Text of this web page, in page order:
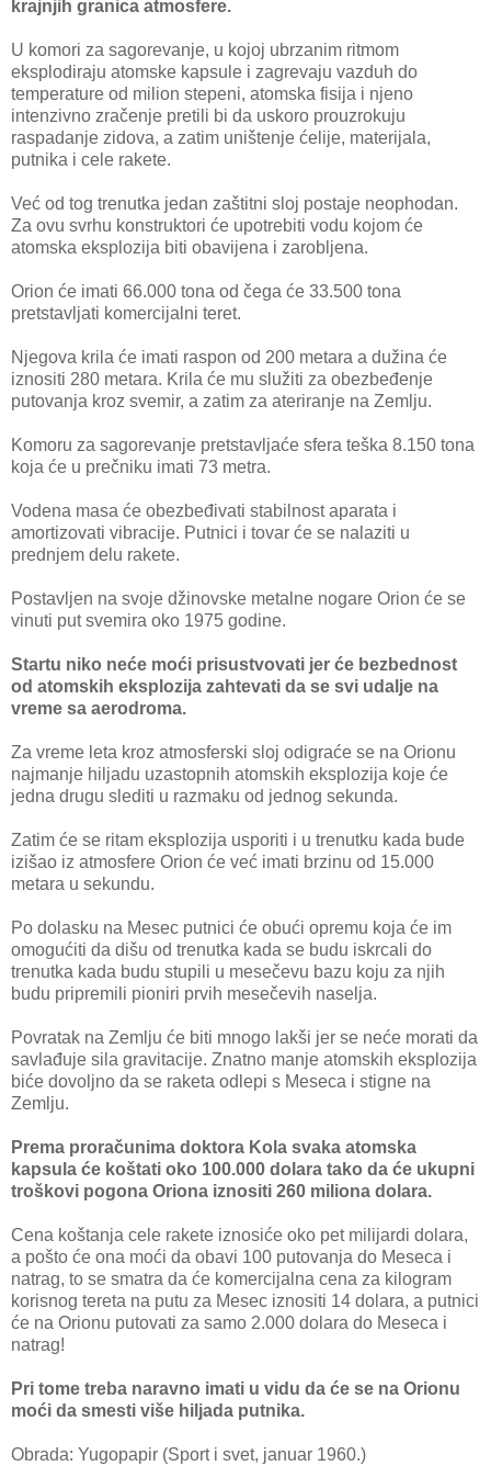
krajnjih granica atmosfere.
U komori za sagorevanje, u kojoj ubrzanim ritmom
eksplodiraju atomske kapsule i zagrevaju vazduh do
temperature od milion stepeni, atomska fisija i njeno
intenzivno zračenje pretili bi da uskoro prouzrokuju
raspadanje zidova, a zatim uništenje ćelije, materijala,
putnika i cele rakete.
Već od tog trenutka jedan zaštitni sloj postaje neophodan.
Za ovu svrhu konstruktori će upotrebiti vodu kojom će
atomska eksplozija biti obavijena i zarobljena.
Orion će imati 66.000 tona od čega će 33.500 tona
pretstavljati komercijalni teret.
Njegova krila će imati raspon od 200 metara a dužina će
iznositi 280 metara. Krila će mu služiti za obezbeđenje
putovanja kroz svemir, a zatim za ateriranje na Zemlju.
Komoru za sagorevanje pretstavljaće sfera teška 8.150 tona
koja će u prečniku imati 73 metra.
Vodena masa će obezbeđivati stabilnost aparata i
amortizovati vibracije. Putnici i tovar će se nalaziti u
prednjem delu rakete.
Postavljen na svoje džinovske metalne nogare Orion će se
vinuti put svemira oko 1975 godine.
Startu niko neće moći prisustvovati jer će bezbednost
od atomskih eksplozija zahtevati da se svi udalje na
vreme sa aerodroma.
Za vreme leta kroz atmosferski sloj odigraće se na Orionu
najmanje hiljadu uzastopnih atomskih eksplozija koje će
jedna drugu slediti u razmaku od jednog sekunda.
Zatim će se ritam eksplozija usporiti i u trenutku kada bude
izišao iz atmosfere Orion će već imati brzinu od 15.000
metara u sekundu.
Po dolasku na Mesec putnici će obući opremu koja će im
omogućiti da dišu od trenutka kada se budu iskrcali do
trenutka kada budu stupili u mesečevu bazu koju za njih
budu pripremili pioniri prvih mesečevih naselja.
Povratak na Zemlju će biti mnogo lakši jer se neće morati da
savlađuje sila gravitacije. Znatno manje atomskih eksplozija
biće dovoljno da se raketa odlepi s Meseca i stigne na
Zemlju.
Prema proračunima doktora Kola svaka atomska
kapsula će koštati oko 100.000 dolara tako da će ukupni
troškovi pogona Oriona iznositi 260 miliona dolara.
Cena koštanja cele rakete iznosiće oko pet milijardi dolara,
a pošto će ona moći da obavi 100 putovanja do Meseca i
natrag, to se smatra da će komercijalna cena za kilogram
korisnog tereta na putu za Mesec iznositi 14 dolara, a putnici
će na Orionu putovati za samo 2.000 dolara do Meseca i
natrag!
Pri tome treba naravno imati u vidu da će se na Orionu
moći da smesti više hiljada putnika.
Obrada: Yugopapir (Sport i svet, januar 1960.)